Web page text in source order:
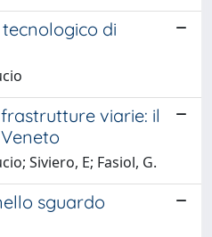
di
viarie: il
Siviero, E; Fasiol, G.
sguardo